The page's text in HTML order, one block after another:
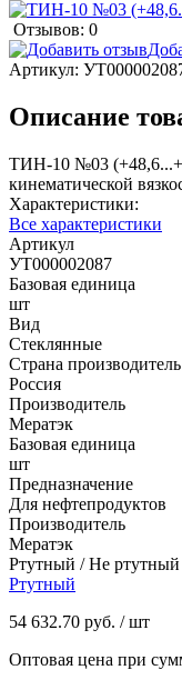
Отзывов: 0
Артикул:
Описание
ТИН-10 №03
кинематической
Характеристики:
Все характеристики
Артикул
УТ000002087
Базовая единица
шт
Вид
Стеклянные
Страна производитель
Россия
Производитель
Мератэк
Базовая единица
шт
Предназначение
Для нефтепродуктов
Производитель
Мератэк
Ртутный / Не ртутный
Ртутный
54 632.70 руб. / шт
Оптовая цена при